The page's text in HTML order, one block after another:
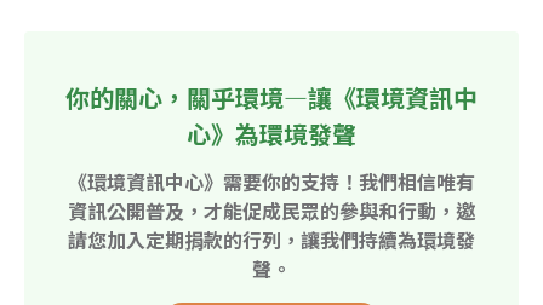
你的關心，關乎環境—讓《環境資訊中
心》為環境發聲
《環境資訊中心》需要你的支持！我們相信唯有
資訊公開普及，才能促成民眾的參與和行動，邀
請您加入定期捐款的行列，讓我們持續為環境發
聲。